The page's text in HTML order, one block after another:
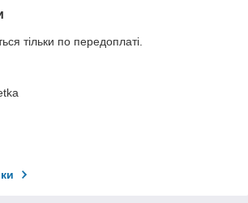
тільки по передоплаті.